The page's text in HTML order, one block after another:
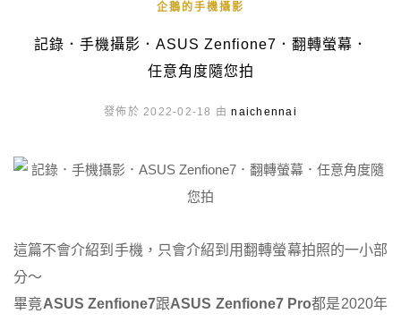
企鵝的手機攝影
記錄．手機攝影．ASUS Zenfione7．翻轉螢幕．
任意角度隨您拍
發佈於 2022-02-18 由naichennai
這篇不會介紹到手機，只會介紹到用翻轉螢幕拍照的一小部
分～
畢竟ASUS Zenfione7跟ASUS Zenfione7 Pro都是2020年